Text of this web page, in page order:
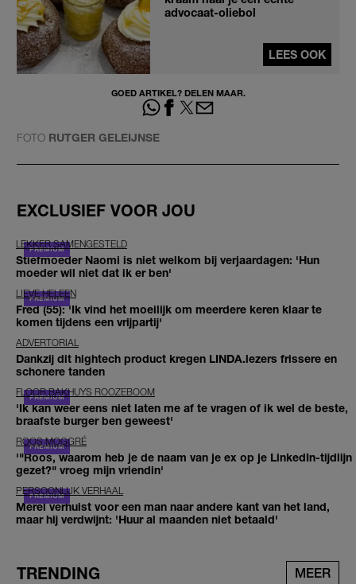
advocaat-oliebol
LEES OOK
GOED ARTIKEL? DELEN MAAR.
FOTO RUTGER GELEIJNSE
EXCLUSIEF VOOR JOU
LEKKER SAMENGESTELD
Stiefmoeder Naomi is niet welkom bij verjaardagen: 'Hun
moeder wil niet dat ik er ben'
LIEVE HELEEN
Fred (55): 'Ik vind het moeilijk om meerdere keren klaar te
komen tijdens een vrijpartij'
ADVERTORIAL
Dankzij dit hightech product kregen LINDA.lezers frissere en
schonere tanden
FLOOR BAKHUYS ROOZEBOOM
'Ik kan weer eens niet laten me af te vragen of ik wel de beste,
braafste burger ben geweest'
ROOS MOGGRÉ
'"Roos, waarom heb je de naam van je ex op je LinkedIn-tijdlijn
gezet?" vroeg mijn vriendin'
PERSOONLIJK VERHAAL
Merel verhuist voor een man naar andere kant van het land,
maar hij verdwijnt: 'Huur al maanden niet betaald'
TRENDING MEER